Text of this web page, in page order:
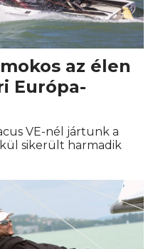
az élen
Európa-
VE-nél jártunk a
sikerült harmadik